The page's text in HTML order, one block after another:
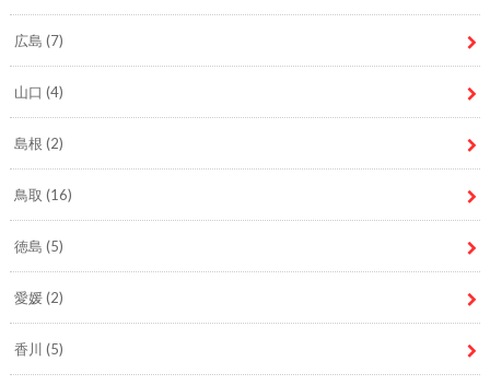
広島 (7)
山口 (4)
島根 (2)
鳥取 (16)
徳島 (5)
愛媛(2)
香川 (5)